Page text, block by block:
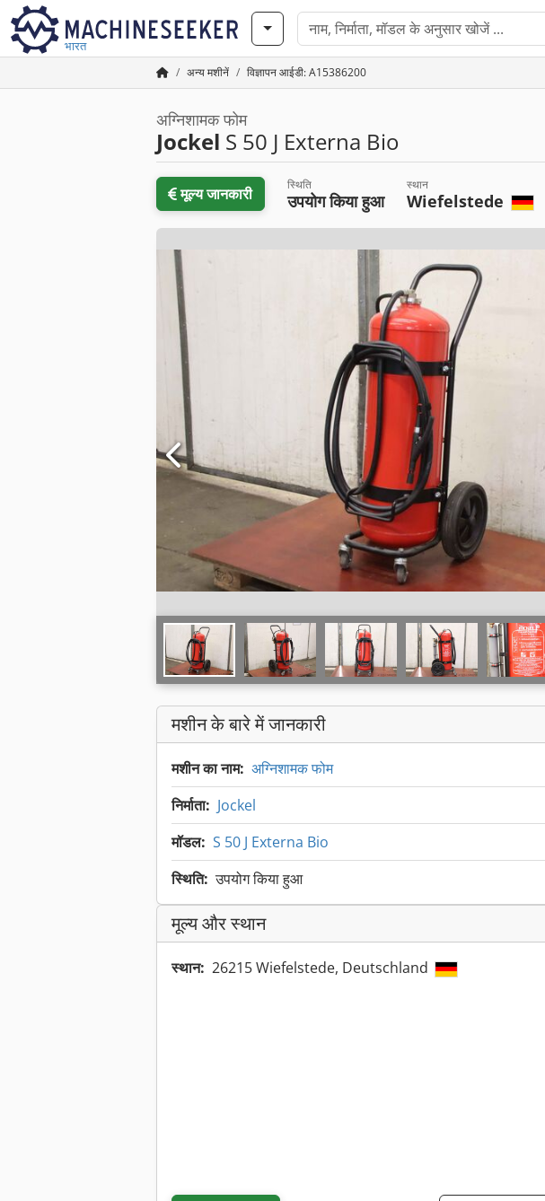
भारत
अन्य मशीनें विज्ञापन आईडी: A15386200
अग्निशामक फोम
Jockel S 50 J Externa Bio
मूल्य जानकारी स्थिति
उपयोग किया हुआ
स्थान
Wiefelstede
मशीन के बारे में जानकारी
मशीन का नाम: अग्निशामक फोम
निर्माता: Jockel
मॉडल: S 50 J Externa Bio
स्थिति: उपयोग किया हुआ
मूल्य और स्थान
स्थान: 26215 Wiefelstede, Deutschland